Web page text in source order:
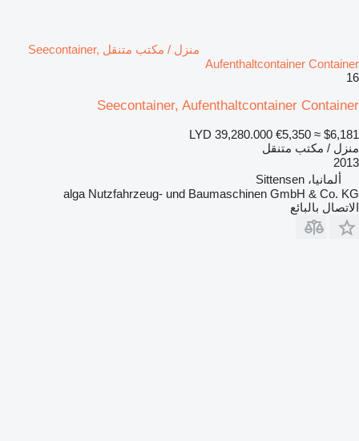
منزل / مكتب متنقل Seecontainer,
Aufenthaltcontainer Container
16
Seecontainer, Aufenthaltcontainer Container
LYD 39,280.000 €5,350 ≈ $6,181
منزل / مكتب متنقل
2013
ألمانيا، Sittensen
alga Nutzfahrzeug- und Baumaschinen GmbH & Co. KG
الاتصال بالبائع